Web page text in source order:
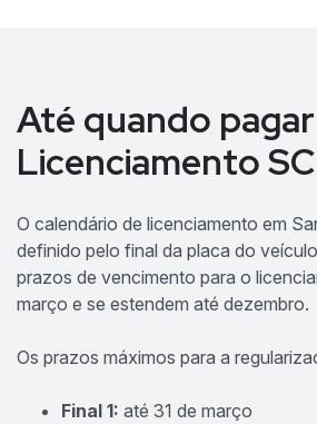
Até quando
Licenciamento
O calendário de licenciamento em
definido pelo final da placa do
prazos de vencimento para o
março e se estendem até dezembro.
Os prazos máximos para a
Final 1: até 31 de março